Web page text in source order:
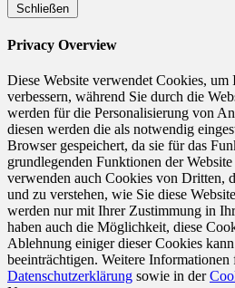
Schließen
Privacy Overview
Diese Website verwendet Cookies, um
verbessern, während Sie durch die
werden für die Personalisierung von
diesen werden die als notwendig
Browser gespeichert, da sie für das
grundlegenden Funktionen der
verwenden auch Cookies von Dritten,
und zu verstehen, wie Sie diese
werden nur mit Ihrer Zustimmung in
haben auch die Möglichkeit, diese
Ablehnung einiger dieser Cookies
beeinträchtigen. Weitere Informationen
Datenschutzerklärung sowie in der